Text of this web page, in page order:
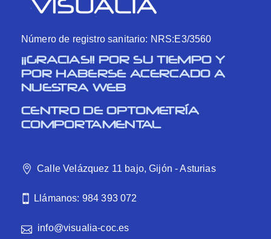
Número de registro sanitario: NRS:E3/3560
¡¡GRACIAS!! POR SU TIEMPO Y
POR HABERSE ACERCADO A
NUESTRA WEB
CENTRO DE OPTOMETRÍA
COMPORTAMENTAL
Calle Velázquez 11 bajo, Gijón - Asturias
Llámanos: 984 393 072
info@visualia-coc.es